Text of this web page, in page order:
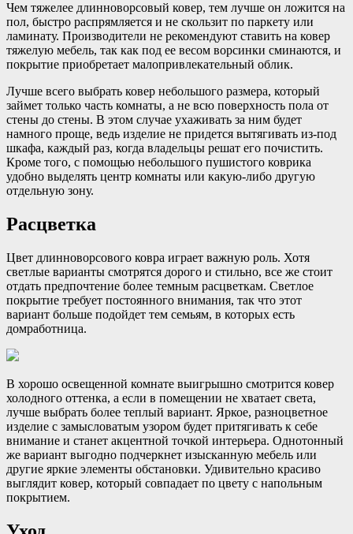
Чем тяжелее длинноворсовый ковер, тем лучше он ложится на
пол, быстро распрямляется и не скользит по паркету или
ламинату. Производители не рекомендуют ставить на ковер
тяжелую мебель, так как под ее весом ворсинки сминаются, и
покрытие приобретает малопривлекательный облик.
Лучше всего выбрать ковер небольшого размера, который
займет только часть комнаты, а не всю поверхность пола от
стены до стены. В этом случае ухаживать за ним будет
намного проще, ведь изделие не придется вытягивать из-под
шкафа, каждый раз, когда владельцы решат его почистить.
Кроме того, с помощью небольшого пушистого коврика
удобно выделять центр комнаты или какую-либо другую
отдельную зону.
Расцветка
Цвет длинноворсового ковра играет важную роль. Хотя
светлые варианты смотрятся дорого и стильно, все же стоит
отдать предпочтение более темным расцветкам. Светлое
покрытие требует постоянного внимания, так что этот
вариант больше подойдет тем семьям, в которых есть
домработница.
В хорошо освещенной комнате выигрышно смотрится ковер
холодного оттенка, а если в помещении не хватает света,
лучше выбрать более теплый вариант. Яркое, разноцветное
изделие с замысловатым узором будет притягивать к себе
внимание и станет акцентной точкой интерьера. Однотонный
же вариант выгодно подчеркнет изысканную мебель или
другие яркие элементы обстановки. Удивительно красиво
выглядит ковер, который совпадает по цвету с напольным
покрытием.